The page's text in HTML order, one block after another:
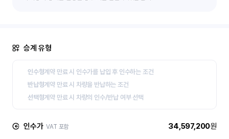
승계 유형
인수형계약 만료 시 인수가를 납입 후 인수하는 조건
반납형계약 만료 시 차량을 반납하는 조건
선택형계약 만료 시 차량의 인수/반납 여부 선택
인수가 VAT 포함 34,597,200원